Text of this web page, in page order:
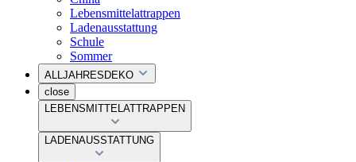
Lebensmittelattrappen
Ladenausstattung
Schule
Sommer
ALLJAHRESDEKO
close
LEBENSMITTELATTRAPPEN
LADENAUSSTATTUNG